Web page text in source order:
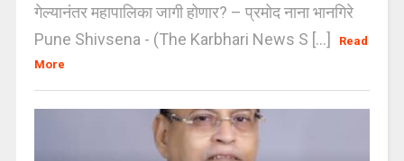
गेल्यानंतर महापालिका जागी होणार? – प्रमोद नाना भानगिरे
Pune Shivsena - (The Karbhari News S [...]
Read
More